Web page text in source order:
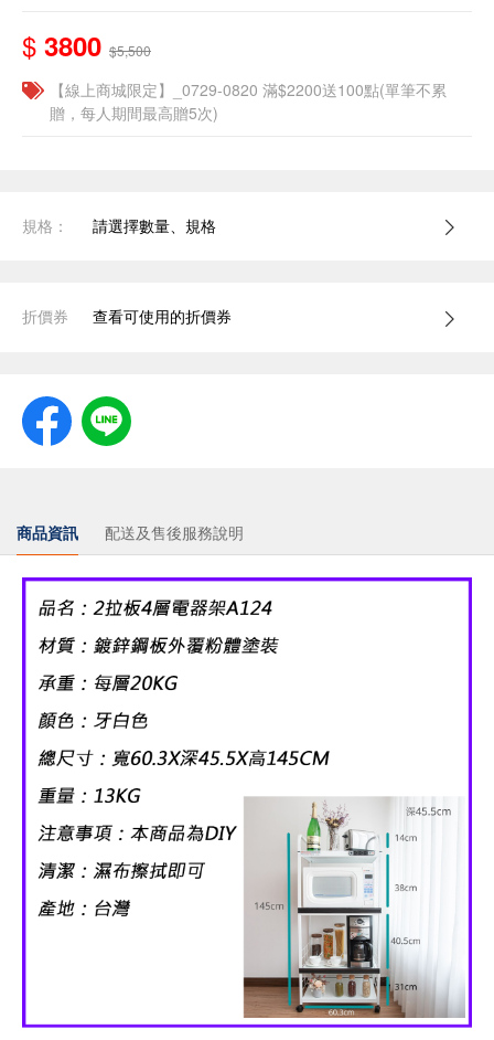
$ 3800 $5,500
【線上商城限定】_0729-0820 滿$2200送100點(單筆不累
贈，每人期間最高贈5次)
規格： 請選擇數量、規格
折價券 查看可使用的折價券
商品資訊 配送及售後服務說明